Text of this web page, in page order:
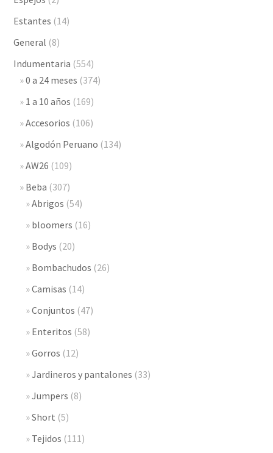
Estantes (14)
General (8)
Indumentaria (554)
0 a 24 meses (374)
1 a 10 años (169)
Accesorios (106)
Algodón Peruano (134)
AW26 (109)
Beba (307)
Abrigos (54)
bloomers (16)
Bodys (20)
Bombachudos (26)
Camisas (14)
Conjuntos (47)
Enteritos (58)
Gorros (12)
Jardineros y pantalones (33)
Jumpers (8)
Short (5)
Tejidos (111)